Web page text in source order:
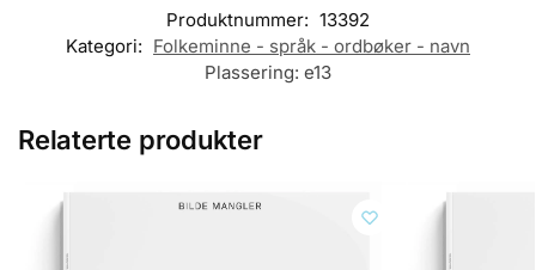
Produktnummer: 13392
Kategori: Folkeminne - språk - ordbøker - navn
Plassering: e13
Relaterte produkter